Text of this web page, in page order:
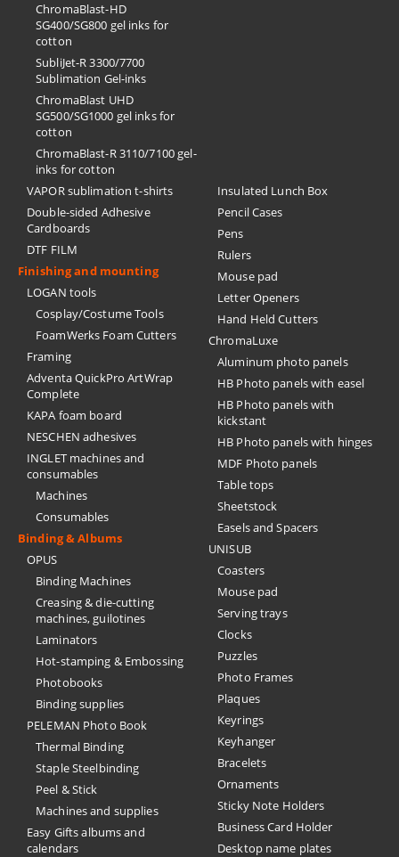
ChromaBlast-HD
SG400/SG800 gel inks for
cotton
SubliJet-R 3300/7700
Sublimation Gel-inks
ChromaBlast UHD
SG500/SG1000 gel inks for
cotton
ChromaBlast-R 3110/7100 gel-
inks for cotton
VAPOR sublimation t-shirts
Double-sided Adhesive
Cardboards
DTF FILM
Finishing and mounting
LOGAN tools
Cosplay/Costume Tools
FoamWerks Foam Cutters
Framing
Adventa QuickPro ArtWrap
Complete
KAPA foam board
NESCHEN adhesives
INGLET machines and
consumables
Machines
Consumables
Binding & Albums
OPUS
Binding Machines
Creasing & die-cutting
machines, guilotines
Laminators
Hot-stamping & Embossing
Photobooks
Binding supplies
PELEMAN Photo Book
Thermal Binding
Staple Steelbinding
Peel & Stick
Machines and supplies
Easy Gifts albums and
calendars
Insulated Lunch Box
Pencil Cases
Pens
Rulers
Mouse pad
Letter Openers
Hand Held Cutters
ChromaLuxe
Aluminum photo panels
HB Photo panels with easel
HB Photo panels with
kickstant
HB Photo panels with hinges
MDF Photo panels
Table tops
Sheetstock
Easels and Spacers
UNISUB
Coasters
Mouse pad
Serving trays
Clocks
Puzzles
Photo Frames
Plaques
Keyrings
Keyhanger
Bracelets
Ornaments
Sticky Note Holders
Business Card Holder
Desktop name plates